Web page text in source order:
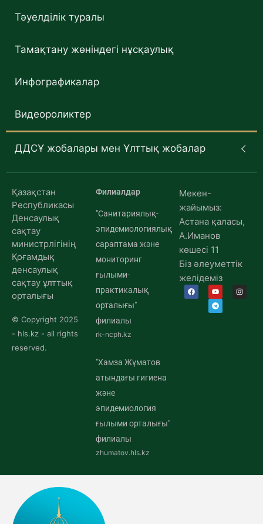
Тәуелділік туралы
Тамақтану жөніндегі нұсқаулық
Инфографикалар
Видеороликтер
ДДСҰ жобалары мен Ұлттық жобалар
Қазақстан
Республикасы
Денсаулық
сақтау
министрлігінің
Қоғамдық
денсаулық
сақтау ұлттық
орталығы
© Copyright 2025
- hls.kz - all rights
reserved.
Филиалдар
"Санитариялық-
эпидемиологиялық
сараптама және
мониторинг
ғылыми-
практикалық
орталығы"
филиалы
rk-ncph.kz
"Хамза Жұматов
атындағы гигиена
және
эпидемиология
ғылыми орталығы"
филиалы
zhumatov.hls.kz
Мекен-
жайымыз:
Астана қаласы,
А.Иманов
көшесі 11
Біз әлеуметтік
желідеміз